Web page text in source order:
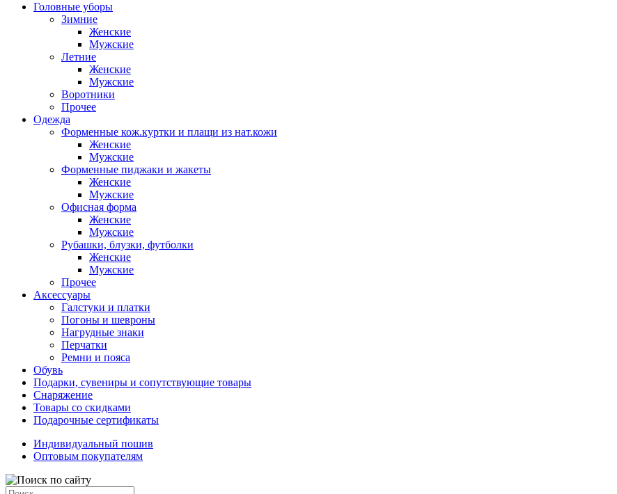
Головные уборы
Зимние
Женские
Мужские
Летние
Женские
Мужские
Воротники
Прочее
Одежда
Форменные кож.куртки и плащи из нат.кожи
Женские
Мужские
Форменные пиджаки и жакеты
Женские
Мужские
Офисная форма
Женские
Мужские
Рубашки, блузки, футболки
Женские
Мужские
Прочее
Аксессуары
Галстуки и платки
Погоны и шевроны
Нагрудные знаки
Перчатки
Ремни и пояса
Обувь
Подарки, сувениры и сопутствующие товары
Снаряжение
Товары со скидками
Подарочные сертификаты
Индивидуальный пошив
Оптовым покупателям